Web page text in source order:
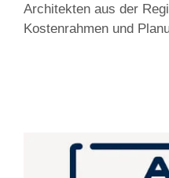
Architekten aus der
Kostenrahmen und